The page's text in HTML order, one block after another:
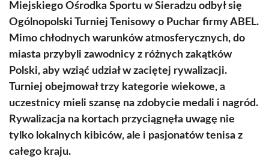
Miejskiego Ośrodka Sportu w Sieradzu odbył się
Ogólnopolski Turniej Tenisowy o Puchar firmy ABEL.
Mimo chłodnych warunków atmosferycznych, do
miasta przybyli zawodnicy z różnych zakątków
Polski, aby wziąć udział w zaciętej rywalizacji.
Turniej obejmował trzy kategorie wiekowe, a
uczestnicy mieli szansę na zdobycie medali i nagród.
Rywalizacja na kortach przyciągnęła uwagę nie
tylko lokalnych kibiców, ale i pasjonatów tenisa z
całego kraju.